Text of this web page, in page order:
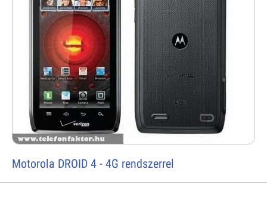
Motorola DROID 4 - 4G rendszerrel